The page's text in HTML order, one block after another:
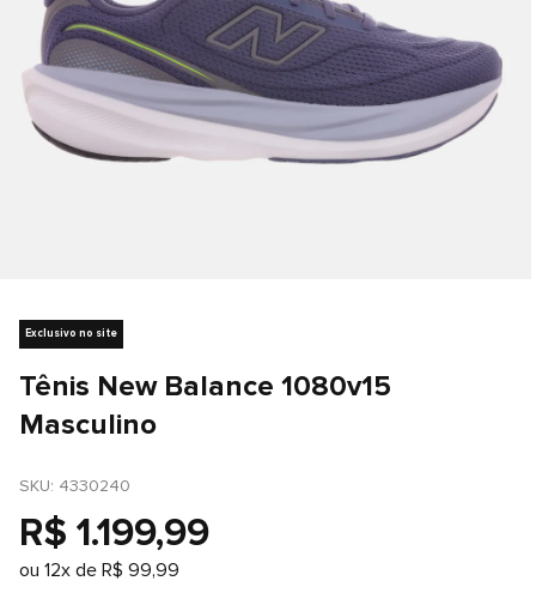
Exclusivo no site
Tênis New Balance 1080v15
Masculino
SKU: 4330240
R$ 1.199,99
ou 12x de R$ 99,99